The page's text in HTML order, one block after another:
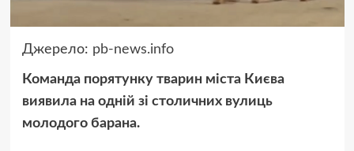
Джерело: pb-news.info
Команда порятунку тварин міста Києва
виявила на одній зі столичних вулиць
молодого барана.